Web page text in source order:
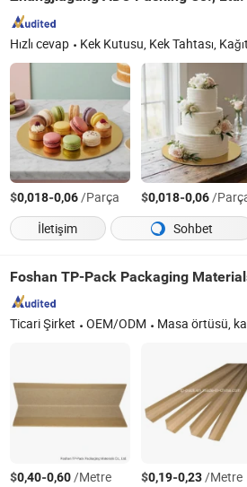
Hızlı cevap Kek Kutusu, Kek Tahtası, Kağıt Bardak, Alüminyum Folyo, PVC Sarma Filmi, Jumbo Peçete Ruloları, Kağıt
$0,018-0,06/Parça $0,018-0,06/
İletişim
Sohbet
Foshan TP-Pack Packaging
Ticari Şirket OEM/ODM Masa örtüsü, karton kenar koruyucuları, kraft kaydırma tabakaları, dunnage torbaları, plastik kenar koruyucuları, plastik kaydırma
$0,40-0,60/Metre $0,19-0,23/Metre